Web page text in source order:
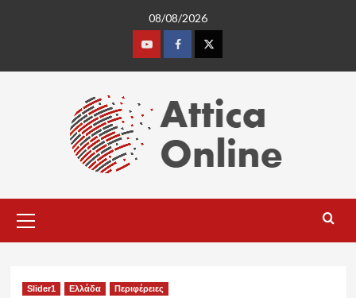
08/08/2026
YoutubeFacebookTwitter
Menu
Slider1 Ελλάδα Περιφέρειες